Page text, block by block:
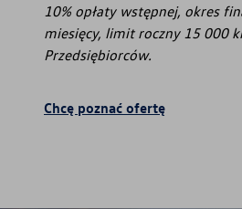
10% opłaty wstępnej, okres
miesięcy, limit roczny 15 000
Przedsiębiorców.
Chcę poznać ofertę